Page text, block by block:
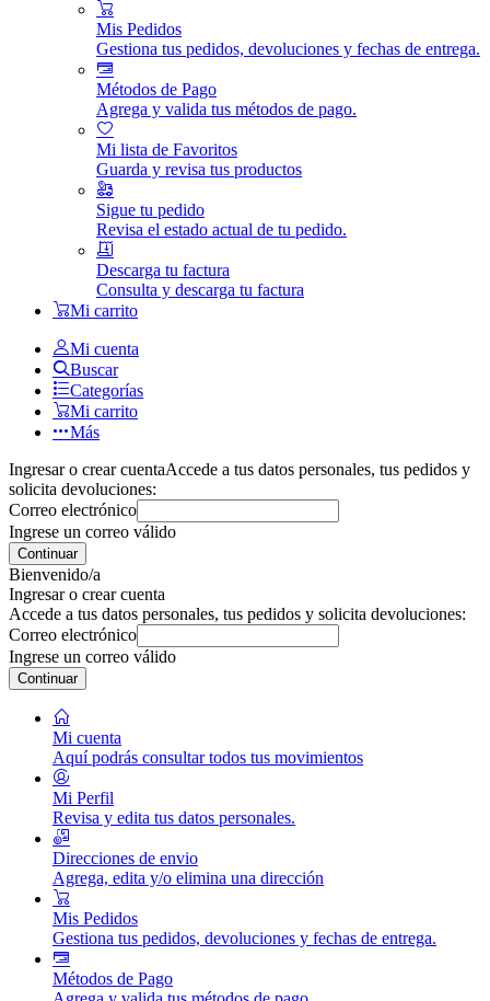
Mis Pedidos
Gestiona tus pedidos, devoluciones y fechas de entrega.
Métodos de Pago
Agrega y valida tus métodos de pago.
Mi lista de Favoritos
Guarda y revisa tus productos
Sigue tu pedido
Revisa el estado actual de tu pedido.
Descarga tu factura
Consulta y descarga tu factura
Mi carrito
Mi cuenta
Buscar
Categorías
Mi carrito
Más
Ingresar o crear cuentaAccede a tus datos personales, tus pedidos y
solicita devoluciones:
Correo electrónico
Ingrese un correo válido
Continuar
Bienvenido/a
Ingresar o crear cuenta
Accede a tus datos personales, tus pedidos y solicita devoluciones:
Correo electrónico
Ingrese un correo válido
Continuar
Mi cuenta
Aquí podrás consultar todos tus movimientos
Mi Perfil
Revisa y edita tus datos personales.
Direcciones de envio
Agrega, edita y/o elimina una dirección
Mis Pedidos
Gestiona tus pedidos, devoluciones y fechas de entrega.
Métodos de Pago